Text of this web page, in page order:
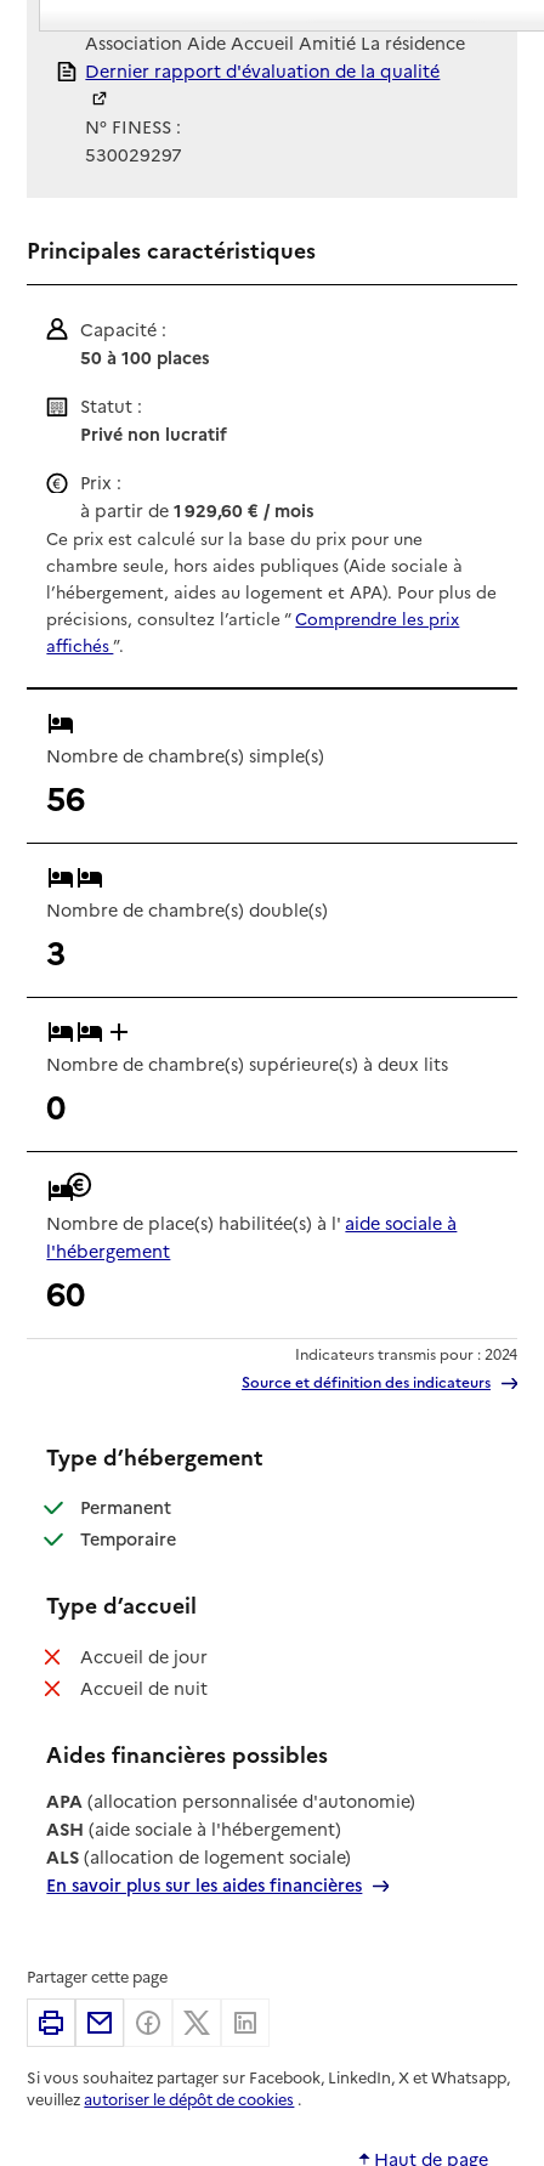
Association Aide Accueil Amitié La résidence
Rapport HAS
Dernier rapport d'évaluation de la qualité
N° FINESS :
530029297
Principales caractéristiques
Capacité :
50 à 100 places
Statut :
Privé non lucratif
Prix :
à partir de1 929,60 € / mois
Ce prix est calculé sur la base du prix pour une
chambre seule, hors aides publiques (Aide sociale à
l’hébergement, aides au logement et APA). Pour plus de
précisions, consultez l’article “Comprendre les prix
affichés”.
Nombre de chambre(s) simple(s)
56
Nombre de chambre(s) double(s)
3
Nombre de chambre(s) supérieure(s) à deux lits
0
Nombre de place(s) habilitée(s) à l' aide sociale à
l'hébergement
60
Indicateurs transmis pour : 2024
Source et définition des indicateurs
Type d’hébergement
Permanent: disponible
Temporaire: disponible
Type d’accueil
Accueil de jour: non disponible
Accueil de nuit: non disponible
Aides financières possibles
APA (allocation personnalisée d'autonomie)
ASH (aide sociale à l'hébergement)
ALS (allocation de logement sociale)
En savoir plus sur les aides financières
Partager cette page
ImprimerPartager par email
Partager sur Facebook
Partager sur X
Si vous souhaitez partager sur Facebook, LinkedIn, X et Whatsapp,
veuillezautoriser le dépôt de cookies .
Haut de page